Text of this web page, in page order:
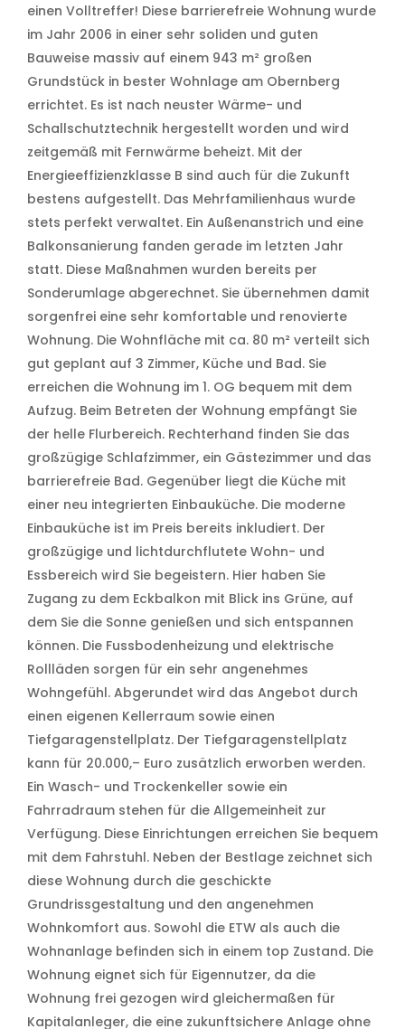
einen Volltreffer! Diese barrierefreie Wohnung wurde
im Jahr 2006 in einer sehr soliden und guten
Bauweise massiv auf einem 943 m² großen
Grundstück in bester Wohnlage am Obernberg
errichtet. Es ist nach neuster Wärme- und
Schallschutztechnik hergestellt worden und wird
zeitgemäß mit Fernwärme beheizt. Mit der
Energieeffizienzklasse B sind auch für die Zukunft
bestens aufgestellt. Das Mehrfamilienhaus wurde
stets perfekt verwaltet. Ein Außenanstrich und eine
Balkonsanierung fanden gerade im letzten Jahr
statt. Diese Maßnahmen wurden bereits per
Sonderumlage abgerechnet. Sie übernehmen damit
sorgenfrei eine sehr komfortable und renovierte
Wohnung. Die Wohnfläche mit ca. 80 m² verteilt sich
gut geplant auf 3 Zimmer, Küche und Bad. Sie
erreichen die Wohnung im 1. OG bequem mit dem
Aufzug. Beim Betreten der Wohnung empfängt Sie
der helle Flurbereich. Rechterhand finden Sie das
großzügige Schlafzimmer, ein Gästezimmer und das
barrierefreie Bad. Gegenüber liegt die Küche mit
einer neu integrierten Einbauküche. Die moderne
Einbauküche ist im Preis bereits inkludiert. Der
großzügige und lichtdurchflutete Wohn- und
Essbereich wird Sie begeistern. Hier haben Sie
Zugang zu dem Eckbalkon mit Blick ins Grüne, auf
dem Sie die Sonne genießen und sich entspannen
können. Die Fussbodenheizung und elektrische
Rollläden sorgen für ein sehr angenehmes
Wohngefühl. Abgerundet wird das Angebot durch
einen eigenen Kellerraum sowie einen
Tiefgaragenstellplatz. Der Tiefgaragenstellplatz
kann für 20.000,– Euro zusätzlich erworben werden.
Ein Wasch- und Trockenkeller sowie ein
Fahrradraum stehen für die Allgemeinheit zur
Verfügung. Diese Einrichtungen erreichen Sie bequem
mit dem Fahrstuhl. Neben der Bestlage zeichnet sich
diese Wohnung durch die geschickte
Grundrissgestaltung und den angenehmen
Wohnkomfort aus. Sowohl die ETW als auch die
Wohnanlage befinden sich in einem top Zustand. Die
Wohnung eignet sich für Eigennutzer, da die
Wohnung frei gezogen wird gleichermaßen für
Kapitalanleger, die eine zukunftsichere Anlage ohne